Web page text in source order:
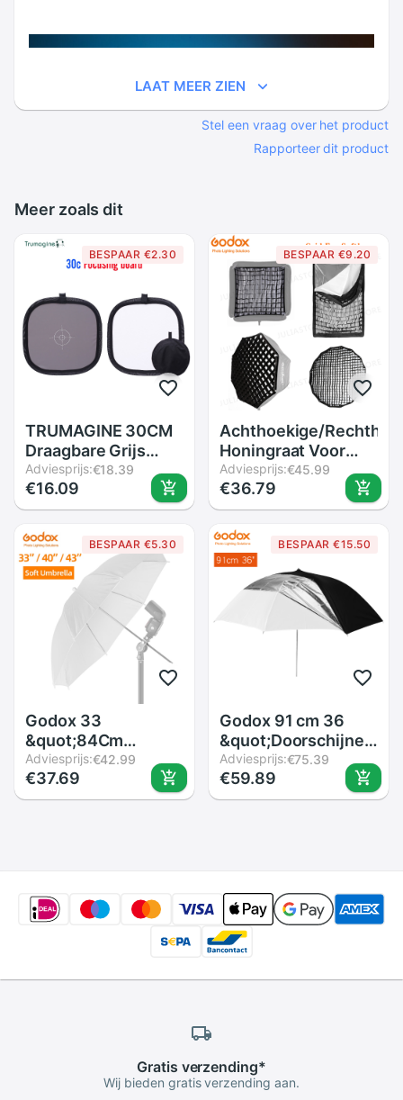
LAAT MEER ZIEN
Stel een vraag over het product
Rapporteer dit product
Meer zoals dit
BESPAAR €2.30
TRUMAGINE 30CM
Draagbare Grijs
Kaart Licht
Reflector Witbalans
Double Face Focus
Board met Draagtas
Adviesprijs:€18.39
€16.09
BESPAAR €9.20
Achthoekige/
Honingraat Voor
40X40 50X50
60X60 80X80
50X70 60X90 80 95
120 Cm P90L P90H
P120L P120H
Paraplu Softbox
Adviesprijs:€45.99
€36.79
BESPAAR €5.30
Godox 33
&quot;84Cm
40&quot; 102Cm 43
&quot;108Cm Wit
Soft Diffuser Studio
Verlichting
Adviesprijs:€42.99
€37.69
BESPAAR €15.50
Godox 91 cm 36
&quot;Doorschijnend
Zwart Wit Paraplu
Dubbele Lagen
Reflecterende voor
Adviesprijs:€75.39
€59.89
Gratis verzending*
Wij bieden gratis verzending aan.